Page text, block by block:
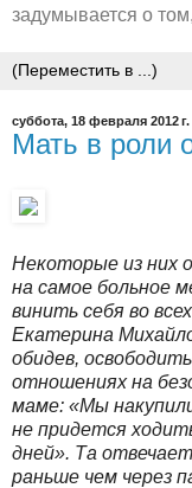
задумывается о
суббота, 18 февраля 2012 г.
Мать в роли
Некоторые из них
на самое больное
винить себя во
Екатерина
обидев,
отношениях на
маме: «Мы
не придется
дней». Та
раньше чем через